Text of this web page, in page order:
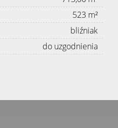
523 m²
bliźniak
do uzgodnienia